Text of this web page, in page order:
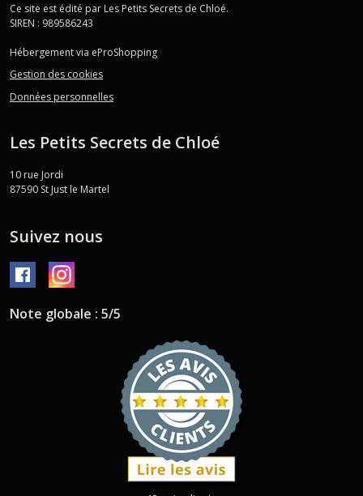
Ce site est édité par Les Petits Secrets de Chloé.
SIREN : 989586243
Hébergement via eProShopping
Gestion des cookies
Données personnelles
Les Petits Secrets de Chloé
10 rue Jordi
87590 St Just le Martel
Suivez nous
Note globale : 5/5